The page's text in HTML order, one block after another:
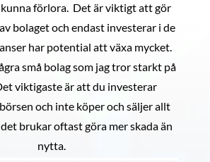
kunna förlora. Det är viktigt att gör
bolaget och endast investerar i de
har potential att växa mycket.
små bolag som jag tror starkt på
viktigaste är att du investerar
och inte köper och säljer allt
brukar oftast göra mer skada än
nytta.